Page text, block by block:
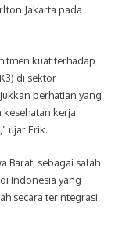
Jakarta pada
kuat terhadap
di sektor
perhatian yang
kerja
ujar Erik.
Barat, sebagai salah
Indonesia yang
secara terintegrasi